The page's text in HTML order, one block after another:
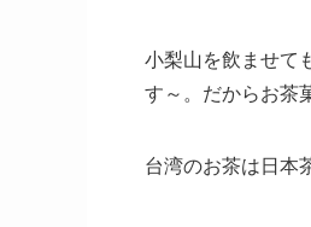
小梨山を飲ませて
す～。だからお茶
台湾のお茶は日本